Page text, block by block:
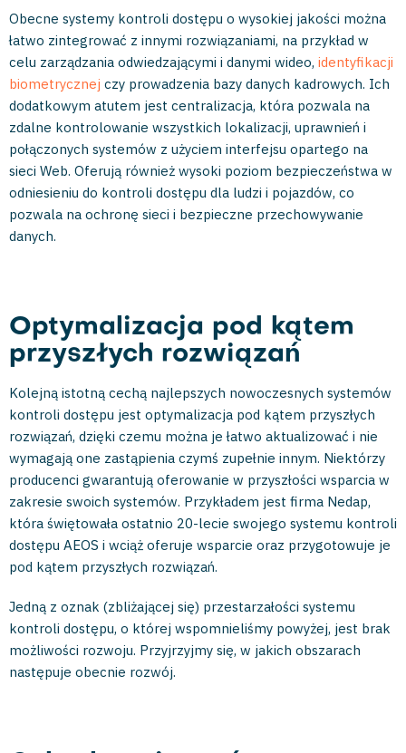
Obecne systemy kontroli dostępu o wysokiej jakości można
łatwo zintegrować z innymi rozwiązaniami, na przykład w
celu zarządzania odwiedzającymi i danymi wideo, identyfikacji
biometrycznej czy prowadzenia bazy danych kadrowych. Ich
dodatkowym atutem jest centralizacja, która pozwala na
zdalne kontrolowanie wszystkich lokalizacji, uprawnień i
połączonych systemów z użyciem interfejsu opartego na
sieci Web. Oferują również wysoki poziom bezpieczeństwa w
odniesieniu do kontroli dostępu dla ludzi i pojazdów, co
pozwala na ochronę sieci i bezpieczne przechowywanie
danych.
Optymalizacja pod kątem
przyszłych rozwiązań
Kolejną istotną cechą najlepszych nowoczesnych systemów
kontroli dostępu jest optymalizacja pod kątem przyszłych
rozwiązań, dzięki czemu można je łatwo aktualizować i nie
wymagają one zastąpienia czymś zupełnie innym. Niektórzy
producenci gwarantują oferowanie w przyszłości wsparcia w
zakresie swoich systemów. Przykładem jest firma Nedap,
która świętowała ostatnio 20-lecie swojego systemu kontroli
dostępu AEOS i wciąż oferuje wsparcie oraz przygotowuje je
pod kątem przyszłych rozwiązań.
Jedną z oznak (zbliżającej się) przestarzałości systemu
kontroli dostępu, o której wspomnieliśmy powyżej, jest brak
możliwości rozwoju. Przyjrzyjmy się, w jakich obszarach
następuje obecnie rozwój.